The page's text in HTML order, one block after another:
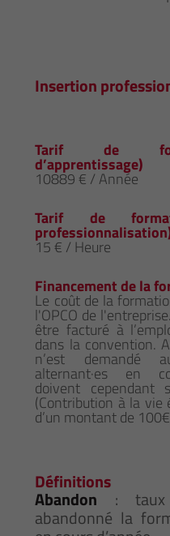
Insertion
Tarif de
d’apprentissage)
10889 € / Année
Tarif de
15 € / Heure
Financement de la
Le coût de la
l'OPCO de
être facturé à
dans la convention.
n’est demandé
alternant·es en
doivent cependant
(Contribution à la vie
d’un montant de
Définitions
Abandon : taux
abandonné la